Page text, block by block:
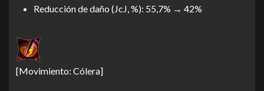
Reducción de daño (JcJ, %): 55,7% → 42%
[Movimiento: Cólera]